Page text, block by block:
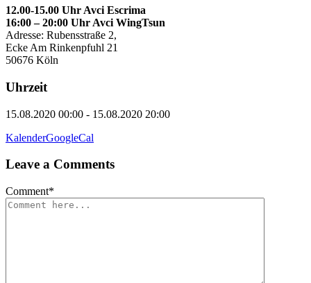
12.00-15.00 Uhr Avci Escrima
16:00 – 20:00 Uhr Avci WingTsun
Adresse: Rubensstraße 2,
Ecke Am Rinkenpfuhl 21
50676 Köln
Uhrzeit
15.08.2020 00:00 - 15.08.2020 20:00
KalenderGoogleCal
Leave a Comments
Comment*